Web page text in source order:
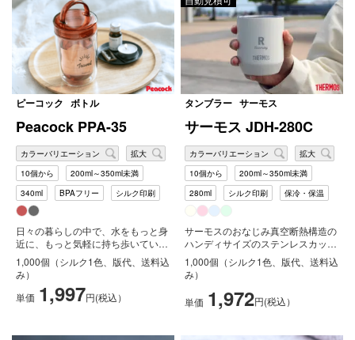
ピーコック ボトル
Peacock PPA-35
カラーバリエーション
拡大
10個から
200ml～350ml未満
340ml
BPAフリー シルク印刷
日々の暮らしの中で、水をもっと身
近に、もっと気軽に持ち歩いていた
だきたい、そんな思いから誕生し
た、ダ...
1,000個（シルク1色、版代、送料込
み）
単価 1,997円(税込）
タンブラー サーモス
サーモス JDH-280C
カラーバリエーション
拡大
10個から
200ml～350ml未満
280ml
シルク印刷 保冷・保温
サーモスのおなじみ真空断熱構造の
ハンディサイズのステンレスカップ
です。パステルカラーの4色のカラ
ーバ...
1,000個（シルク1色、版代、送料込
み）
単価 1,972円(税込）